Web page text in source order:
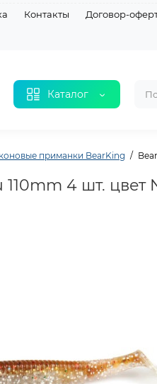
Контакты Договор-
Каталог
приманки BearKing
4 шт. цвет